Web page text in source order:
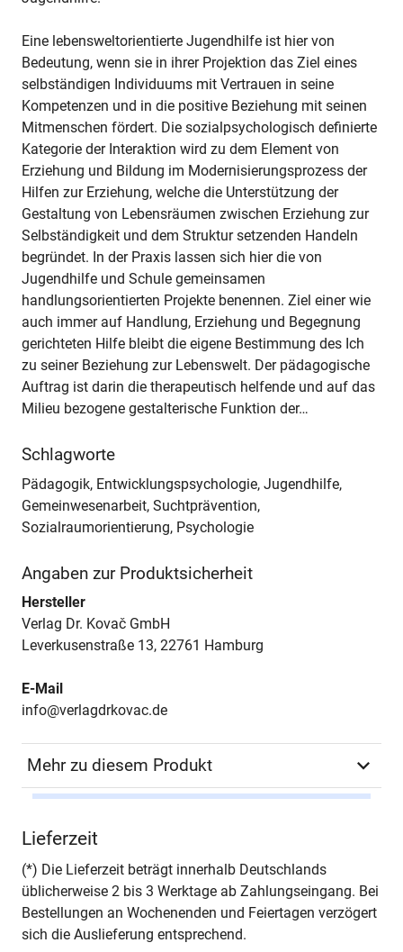
Eine lebensweltorientierte Jugendhilfe ist hier von
Bedeutung, wenn sie in ihrer Projektion das Ziel eines
selbständigen Individuums mit Vertrauen in seine
Kompetenzen und in die positive Beziehung mit seinen
Mitmenschen fördert. Die sozialpsychologisch definierte
Kategorie der Interaktion wird zu dem Element von
Erziehung und Bildung im Modernisierungsprozess der
Hilfen zur Erziehung, welche die Unterstützung der
Gestaltung von Lebensräumen zwischen Erziehung zur
Selbständigkeit und dem Struktur setzenden Handeln
begründet. In der Praxis lassen sich hier die von
Jugendhilfe und Schule gemeinsamen
handlungsorientierten Projekte benennen. Ziel einer wie
auch immer auf Handlung, Erziehung und Begegnung
gerichteten Hilfe bleibt die eigene Bestimmung des Ich
zu seiner Beziehung zur Lebenswelt. Der pädagogische
Auftrag ist darin die therapeutisch helfende und auf das
Milieu bezogene gestalterische Funktion der…
Schlagworte
Pädagogik, Entwicklungspsychologie, Jugendhilfe,
Gemeinwesenarbeit, Suchtprävention,
Sozialraumorientierung, Psychologie
Angaben zur Produktsicherheit
Hersteller
Verlag Dr. Kovač GmbH
Leverkusenstraße 13, 22761 Hamburg
E-Mail
info@verlagdrkovac.de
Mehr zu diesem Produkt
Seiten 282
Jahr Hamburg 2004
Lieferzeit
(*) Die Lieferzeit beträgt innerhalb Deutschlands
üblicherweise 2 bis 3 Werktage ab Zahlungseingang. Bei
Bestellungen an Wochenenden und Feiertagen verzögert
sich die Auslieferung entsprechend.